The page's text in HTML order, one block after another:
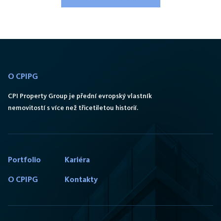
O CPIPG
CPI Property Group je přední evropský vlastník
nemovitostí s více než třicetiletou historií.
Portfolio
O CPIPG
Kariéra
Kontakty